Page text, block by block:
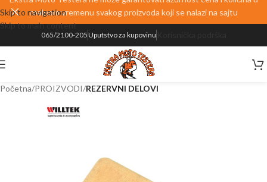
Skip to navigation
Skip to main content
realnom vremenu svakog proizvoda koji se nalazi na sajtu
065/2100-205Uputstvo za kupovinu
Početna PROIZVODI REZERVNI DELOVI